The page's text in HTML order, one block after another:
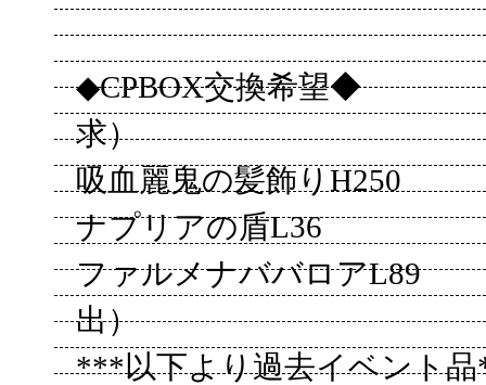
◆CPBOX交換希望◆
求）
吸血麗鬼の髪飾りH250
ナプリアの盾L36
ファルメナババロアL89
出）
***以下より過去イベント